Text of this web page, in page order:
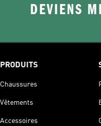
DEVIENS
PRODUITS
Chaussures
Vêtements
Accessoires